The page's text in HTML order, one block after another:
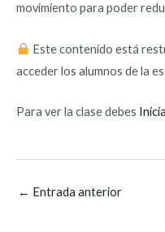
movimiento para poder
Este contenido está
acceder los alumnos de la
Para ver la clase debes
← Entrada anterior